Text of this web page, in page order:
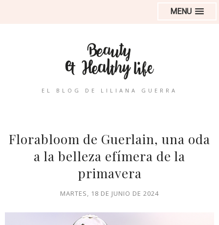
MENU
EL BLOG DE LILIANA GUERRA
Florabloom de Guerlain, una oda
a la belleza efímera de la
primavera
MARTES, 18 DE JUNIO DE 2024